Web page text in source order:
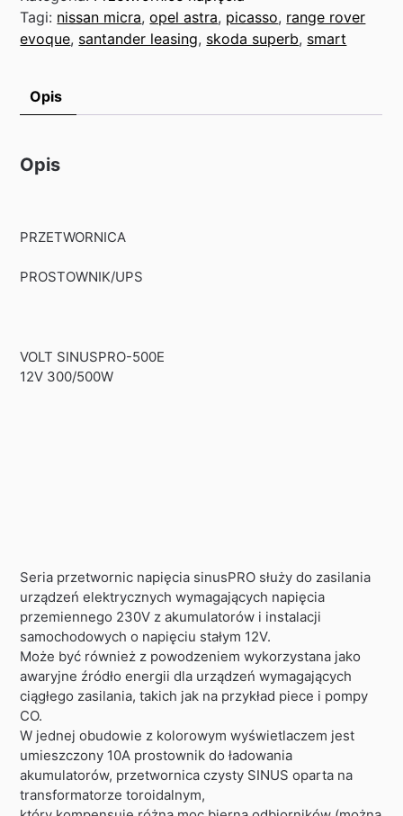
Tagi: nissan micra,opel astra, picasso, range rover
evoque, santander leasing, skoda superb, smart
Opis
Opis
PRZETWORNICA
PROSTOWNIK/UPS
VOLT SINUSPRO-500E
12V 300/500W
Seria przetwornic napięcia sinusPRO służy do zasilania
urządzeń elektrycznych wymagających napięcia
przemiennego 230V z akumulatorów i instalacji
samochodowych o napięciu stałym 12V.
Może być również z powodzeniem wykorzystana jako
awaryjne źródło energii dla urządzeń wymagających
ciągłego zasilania, takich jak na przykład piece i pompy
CO.
W jednej obudowie z kolorowym wyświetlaczem jest
umieszczony 10A prostownik do ładowania
akumulatorów, przetwornica czysty SINUS oparta na
transformatorze toroidalnym,